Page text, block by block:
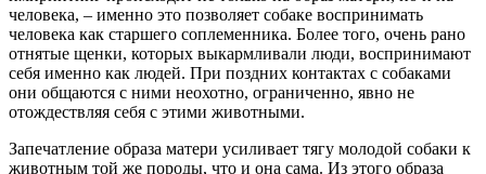
человека, – именно это позволяет собаке воспринимать
человека как старшего соплеменника. Более того, очень рано
отнятые щенки, которых выкармливали люди, воспринимают
себя именно как людей. При поздних контактах с собаками
они общаются с ними неохотно, ограниченно, явно не
отождествляя себя с этими животными.
Запечатление образа матери усиливает тягу молодой собаки к
животным той же породы, что и она сама. Из этого образа